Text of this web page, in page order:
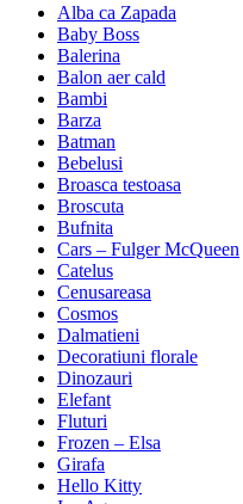
Alba ca Zapada
Baby Boss
Balerina
Balon aer cald
Bambi
Barza
Batman
Bebelusi
Broasca testoasa
Broscuta
Bufnita
Cars – Fulger McQueen
Catelus
Cenusareasa
Cosmos
Dalmatieni
Decoratiuni florale
Dinozauri
Elefant
Fluturi
Frozen – Elsa
Girafa
Hello Kitty